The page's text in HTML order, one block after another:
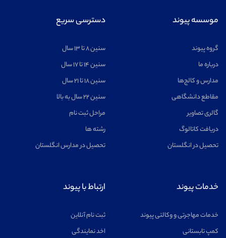
موسسه پیوند
گروه پیوند
درباره ما
مدارس و کالج‌ها
مقاطع دانشگاهی
گالری تصاویر
دریافت کاتالوگ
تحصیل در انگلستان
دسترسی سریع
سنین ۸ تا ۱۳ سال
سنین ۱۴ تا ۱۷ سال
سنین ۱۸ تا ۲۱ سال
سنین ۲۲ سال به بالا
مراحل ثبت نام
رشته ها
تحصیل در مدارس انگلستان
خدمات پیوند
خدمات مهاجرتی و وکالتی پیوند
کمپ تابستانی
ارتباط با پیوند
ثبت نام آنلاین
اخد نمایندگی